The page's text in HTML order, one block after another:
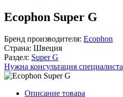
Ecophon Super G
Бренд производителя: Ecophon
Страна: Швеция
Раздел: Super G
Нужна консультация специалиста
Описание товара